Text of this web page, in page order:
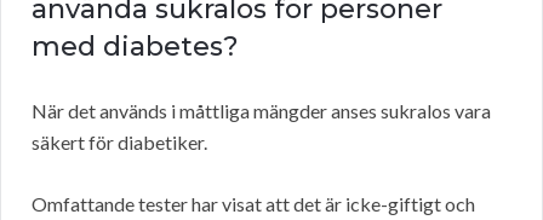
använda sukralos för personer
med diabetes?
När det används i måttliga mängder anses sukralos vara
säkert för diabetiker.
Omfattande tester har visat att det är icke-giftigt och